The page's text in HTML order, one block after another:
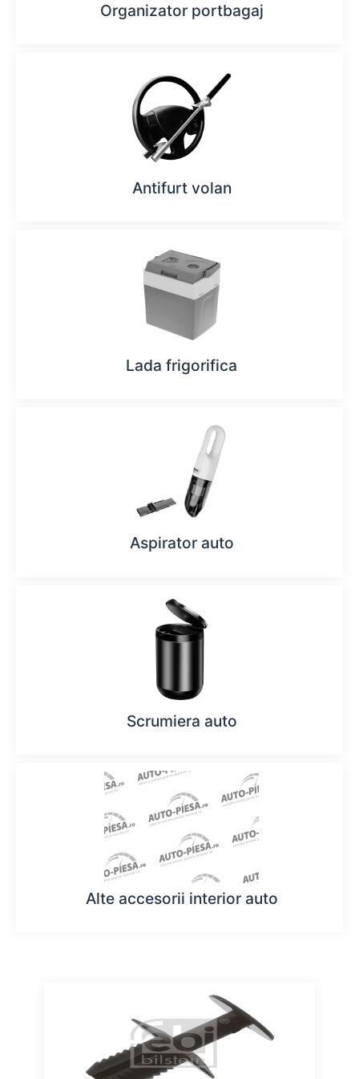
Organizator portbagaj
Antifurt volan
Lada frigorifica
Aspirator auto
Scrumiera auto
Alte accesorii interior auto